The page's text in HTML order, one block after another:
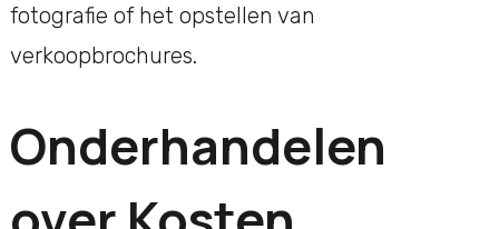
fotografie of het opstellen van
verkoopbrochures.
Onderhandelen